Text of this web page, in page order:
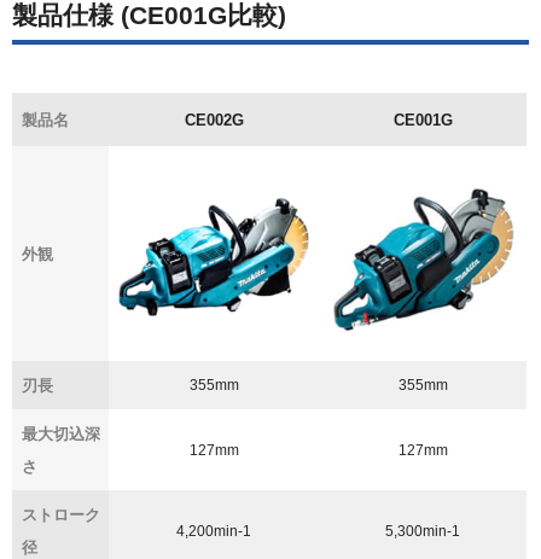
製品仕様 (CE001G比較)
製品名 CE002G CE001G
外観
刃長 355mm 355mm
最大切込深
さ
127mm 127mm
ストローク
径
4,200min-1 5,300min-1